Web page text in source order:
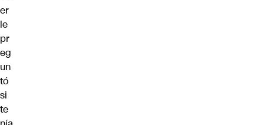
er
le
pr
eg
un
tó
si
te